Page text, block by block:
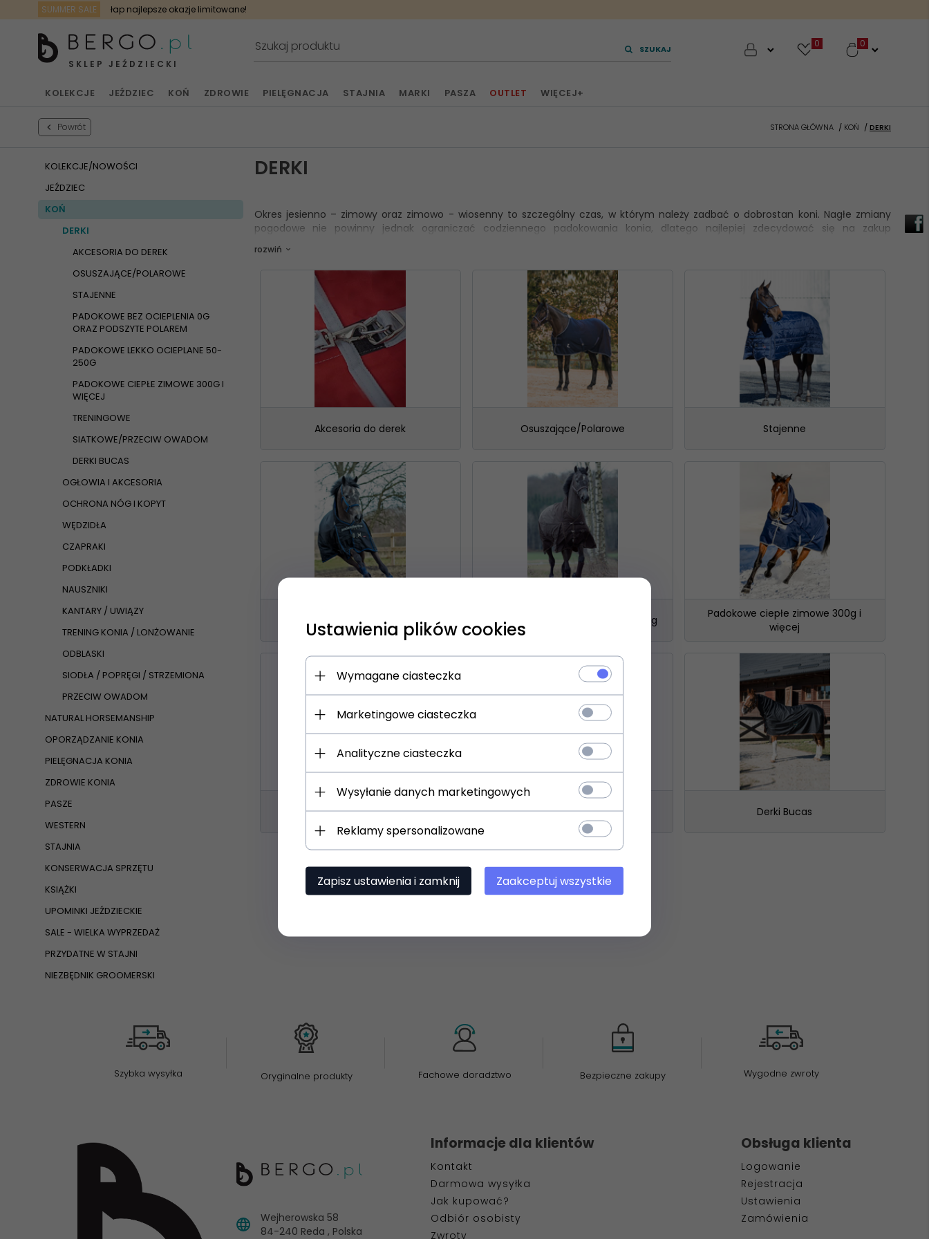
SUMMER SALE łap najlepsze okazje limitowane!
SKLEP JEŹDZIECKI
SZUKAJ 0
KOLEKCJE JEŹDZIEC KOŃ ZDROWIE PIELĘGNACJA STAJNIA MARKI PASZA OUTLET WIĘCEJ+
Powrót STRONA GŁÓWNA KOŃ DERKI
KOLEKCJE/NOWOŚCI
JEŹDZIEC
KOŃ
DERKI
AKCESORIA DO DEREK
OSUSZAJĄCE/POLAROWE
STAJENNE
PADOKOWE BEZ OCIEPLENIA 0G
ORAZ PODSZYTE POLAREM
PADOKOWE LEKKO OCIEPLANE 50-
250G
PADOKOWE CIEPŁE ZIMOWE 300G I
WIĘCEJ
TRENINGOWE
SIATKOWE/PRZECIW OWADOM
DERKI BUCAS
OGŁOWIA I AKCESORIA
OCHRONA NÓG I KOPYT
WĘDZIDŁA
CZAPRAKI
PODKŁADKI
NAUSZNIKI
KANTARY / UWIĄZY
TRENING KONIA / LONŻOWANIE
ODBLASKI
SIODŁA / POPRĘGI / STRZEMIONA
PRZECIW OWADOM
NATURAL HORSEMANSHIP
OPORZĄDZANIE KONIA
PIELĘGNACJA KONIA
ZDROWIE KONIA
PASZE
WESTERN
STAJNIA
KONSERWACJA SPRZĘTU
KSIĄŻKI
UPOMINKI JEŹDZIECKIE
SALE - WIELKA WYPRZEDAŻ
PRZYDATNE W STAJNI
NIEZBĘDNIK GROOMERSKI
DERKI
Okres jesienno – zimowy oraz zimowo - wiosenny to szczególny czas, w którym należy zadbać o dobrostan koni. Nagłe zmiany
pogodowe nie powinny jednak ograniczać codziennego padokowania konia, dlatego najlepiej zdecydować się na zakup
potrzeb konia.
Derki padokowe (zewnętrzne)
- chronią przed wiatrem, deszczem oraz mrozem. W zależności od temperatury na zewnątrz, w
ofercie znajdują się derki o odpowiedniej gramaturze ocieplenia.
padokowe bez ocieplenia 0g
- jeżeli nie golimy konia, a szukamy ochrony przed deszczem i wiatrem, najlepiej sprawdzi się
derka padokowa bez wypełnienia lub podszyta polarem.
padokowe lekko ocieplane 50 - 250g
- polecany dla koni golonych w okresie jesienno-zimowym, koni starszych czy po
padokowe ciepłe zimowe 300g i więcej
- to derki przystosowane na silne mrozy, dla koni golonych i padokowanych nawet w
najniższych temperaturach.
Derki polarowe (osuszające)
ze względu na swoje właściwości pochłaniające świetnie się sprawdzają po treningu, kiedy chcemy
osuszyć konia oraz zrelaksować mięśnie i nie doprowadzić do ich nagłego schłodzenia.
Derki siatkowe (przeciw owadom)
– to przewiewne derki chroniące konia w okresie letnim przed ukąszeniami owadów.
rozwiń
Akcesoria do derek Osuszające/Polarowe Stajenne
podszyte polarem
Padokowe lekko ocieplane 50-250g
Padokowe ciepłe zimowe 300g i
więcej
Treningowe Siatkowe/Przeciw owadom Derki Bucas
Szybka wysyłka Oryginalne produkty Fachowe doradztwo Bezpieczne zakupy Wygodne zwroty
Wejherowska 58
84-240 Reda , Polska
Informacje dla klientów
Kontakt
Darmowa wysyłka
Jak kupować?
Odbiór osobisty
Zwroty
Obsługa klienta
Logowanie
Rejestracja
Ustawienia
Zamówienia
Ustawienia plików cookies
Wymagane ciasteczka
Marketingowe ciasteczka
Analityczne ciasteczka
Wysyłanie danych marketingowych
Reklamy spersonalizowane
Zapisz ustawienia i zamknij Zaakceptuj wszystkie